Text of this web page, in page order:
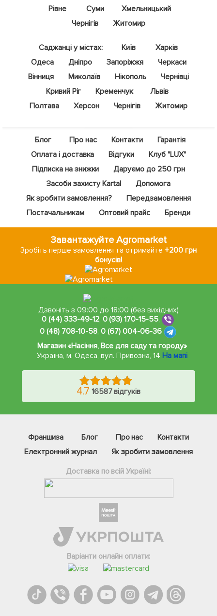
Рівне
Суми
Хмельницький
Чернігів
Житомир
Саджанці у містах: Київ
Харків
Одеса
Дніпро Запоріжжя
Черкаси
Вінниця
Миколаїв Нікополь
Чернівці
Кривий Ріг
Кременчук
Львів
Полтава
Херсон Чернігів Житомир
Блог Про нас Контакти
Гарантія
Оплата і доставка
Відгуки
Клуб "LUX"
Підписка на знижки
Даруємо до 250 грн
Засоби захисту Kartal
Допомога
Як зробити замовлення?
Передзамовлення
Постачальникам
Оптовий прайс Бренди
Завантажуйте Agromarket
Зробіть перше замовлення та отримайте+200 грн
бонусів!
Дзвоніть з 09:00 до 18:00 (без вихідних)
0 (44) 333-49-12, 0 (93) 170-15-55,
0 (48) 708-10-58, 0 (67) 004-06-36
Магазин «Насіння, Все для саду та городу»
Україна, м. Одеса,вул. Привозна, 14 На мапі
4.7 16587 відгуків
Франшиза Блог Про нас
Контакти
Електронний журнал
Як зробити замовлення
Доставка по всій Україні:
Варіанти онлайн оплати:
Телеграм
Вайбер
Онлайн чат